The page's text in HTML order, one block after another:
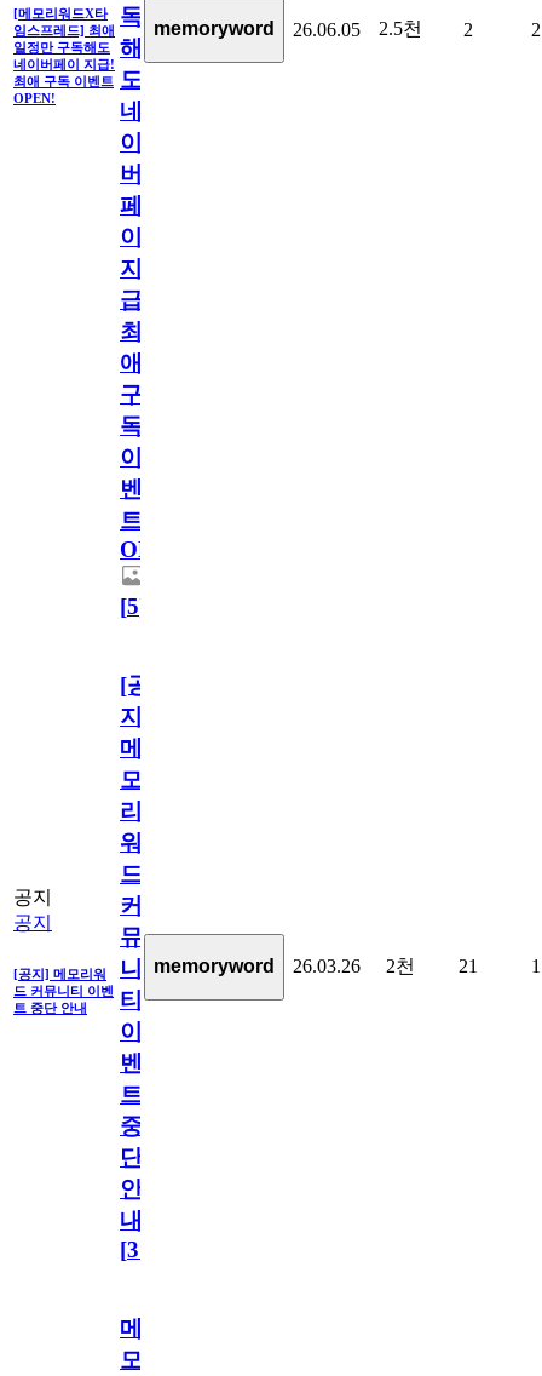
[메모리워드X타
임스프레드] 최애
일정만 구독해도
네이버페이 지급!
최애 구독 이벤트
OPEN!
독
해
도
네
이
버
페
이
지
급!
최
애
구
독
이
벤
트
OPEN!
[5]
memoryword 26.06.05 2.5천 2 2
공지
공지
[공지] 메모리워
드 커뮤니티 이벤
트 중단 안내
[공
지]
메
모
리
워
드
커
뮤
니
티
이
벤
트
중
단
안
내
[31
memoryword 26.03.26 2천 21 1
메
모